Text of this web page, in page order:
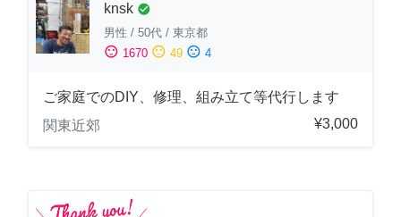
knsk check_circle
男性 / 50代 / 東京都
sentiment_satisfied 1670 sentiment_neutral 49 sentiment_dissatisfied 4
ご家庭でのDIY、修理、組み立て等代行します
関東近郊
¥3,000